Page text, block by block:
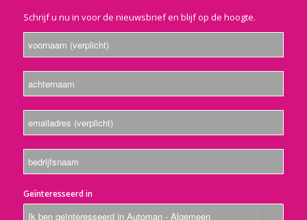
Schrijf u nu in voor de nieuwsbrief en blijf op de hoogte.
Geïnteresseerd in